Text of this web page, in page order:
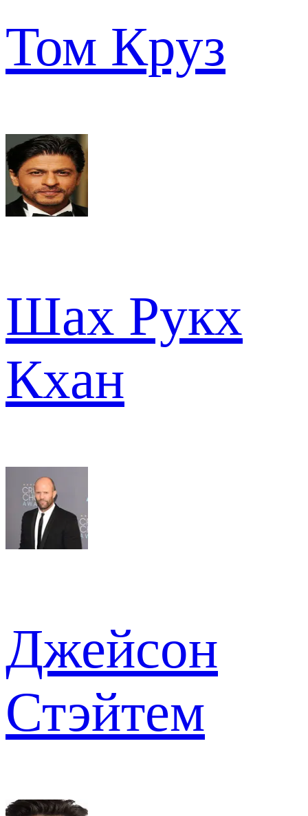
Том Круз
Шах Рукх
Кхан
Джейсон
Стэйтем